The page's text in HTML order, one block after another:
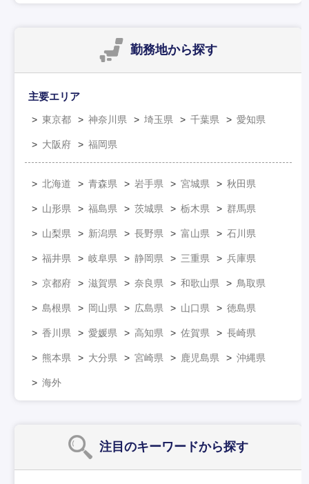
勤務地から探す
主要エリア
東京都 神奈川県 埼玉県 千葉県 愛知県
大阪府 福岡県
北海道 青森県 岩手県 宮城県 秋田県
山形県 福島県 茨城県 栃木県 群馬県
山梨県 新潟県 長野県 富山県 石川県
福井県 岐阜県 静岡県 三重県 兵庫県
京都府 滋賀県 奈良県 和歌山県 鳥取県
島根県 岡山県 広島県 山口県 徳島県
香川県 愛媛県 高知県 佐賀県 長崎県
熊本県 大分県 宮崎県 鹿児島県 沖縄県
海外
注目のキーワードから探す